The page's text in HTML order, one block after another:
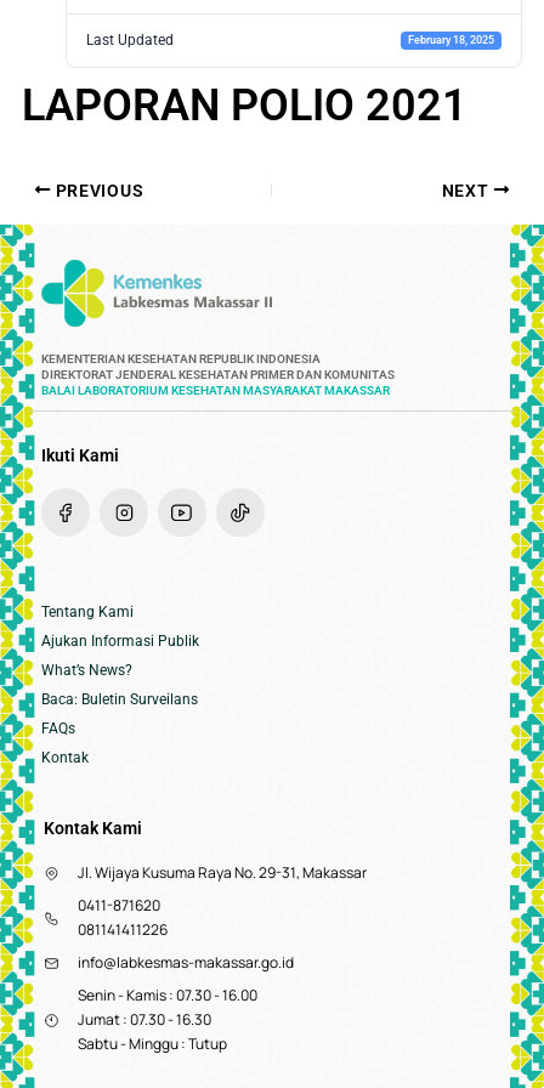
Last Updated February 18, 2025
LAPORAN POLIO 2021
PREVIOUS NEXT
KEMENTERIAN KESEHATAN REPUBLIK INDONESIA
DIREKTORAT JENDERAL KESEHATAN PRIMER DAN KOMUNITAS
BALAI LABORATORIUM KESEHATAN MASYARAKAT MAKASSAR
Ikuti Kami
Tentang Kami
Ajukan Informasi Publik
What’s News?
Baca: Buletin Surveilans
FAQs
Kontak
Kontak Kami
Jl. Wijaya Kusuma Raya No. 29-31, Makassar
0411-871620
081141411226
info@labkesmas-makassar.go.id
Senin - Kamis : 07.30 - 16.00
Jumat : 07.30 - 16.30
Sabtu - Minggu : Tutup